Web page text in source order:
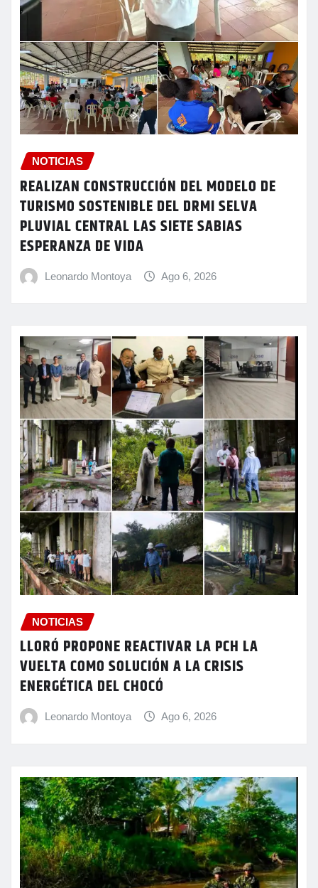
NOTICIAS
REALIZAN CONSTRUCCIÓN DEL MODELO DE
TURISMO SOSTENIBLE DEL DRMI SELVA
PLUVIAL CENTRAL LAS SIETE SABIAS
ESPERANZA DE VIDA
Leonardo Montoya Ago 6, 2026
NOTICIAS
LLORÓ PROPONE REACTIVAR LA PCH LA
VUELTA COMO SOLUCIÓN A LA CRISIS
ENERGÉTICA DEL CHOCÓ
Leonardo Montoya Ago 6, 2026